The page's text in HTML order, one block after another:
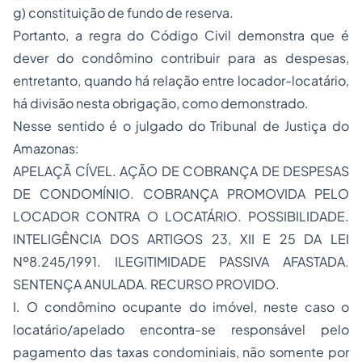
g) constituição de fundo de reserva.
Portanto, a regra do Código Civil demonstra que é
dever do condômino contribuir para as despesas,
entretanto, quando há relação entre locador-locatário,
há divisão nesta obrigação, como demonstrado.
Nesse sentido é o julgado do Tribunal de Justiça do
Amazonas:
APELAÇÃ CÍVEL. AÇÃO DE COBRANÇA DE DESPESAS
DE CONDOMÍNIO. COBRANÇA PROMOVIDA PELO
LOCADOR CONTRA O LOCATÁRIO. POSSIBILIDADE.
INTELIGÊNCIA DOS ARTIGOS 23, XII E 25 DA LEI
Nº8.245/1991. ILEGITIMIDADE PASSIVA AFASTADA.
SENTENÇA ANULADA. RECURSO PROVIDO.
I. O condômino ocupante do imóvel, neste caso o
locatário/apelado encontra-se responsável pelo
pagamento das taxas condominiais, não somente por